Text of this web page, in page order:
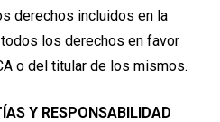
derechos incluidos en la
los derechos en favor
o del titular de los mismos.
Y RESPONSABILIDAD